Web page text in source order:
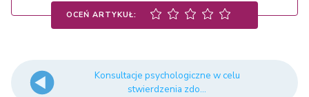
OCEŃ ARTYKUŁ:
Konsultacje psychologiczne w celu
stwierdzenia zdo...